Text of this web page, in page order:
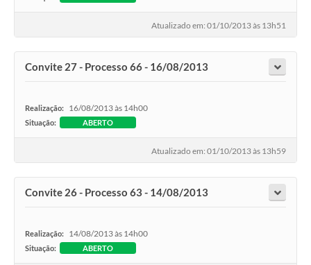
Atualizado em: 01/10/2013 às 13h51
Convite 27 - Processo 66 - 16/08/2013
Realização: 16/08/2013 às 14h00
Situação: ABERTO
Atualizado em: 01/10/2013 às 13h59
Convite 26 - Processo 63 - 14/08/2013
Realização: 14/08/2013 às 14h00
Situação: ABERTO